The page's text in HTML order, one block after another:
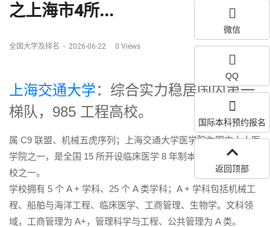
之上海市4所...
全国大学及排名 - 2026-06-22 0 Views
上海交通大学：综合实力稳居国内第一
梯队，985 工程高校。
属 C9 联盟、机械五虎序列；上海交通大学医学院为国内十大医
学院之一，是全国 15 所开设临床医学 8 年制本博连读专业的院
校之一。
学校拥有 5 个 A + 学科、25 个 A 类学科；A + 学科包括机械工
程、船舶与海洋工程、临床医学、工商管理、生物学。文科领
域，工商管理为 A+，管理科学与工程、公共管理为 A 类。
微信
QQ
国际本科预约报名
返回顶部